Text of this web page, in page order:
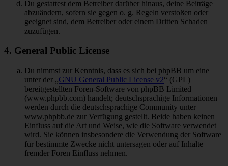
Du gestattest dem Betreiber darüber hinaus, deine Beiträge
abzuändern, sofern sie gegen o. g. Regeln verstoßen oder
geeignet sind, dem Betreiber oder einem Dritten Schaden
zuzufügen.
4. General Public License
Du nimmst zur Kenntnis, dass es sich bei phpBB um eine
unter der „GNU General Public License v2“ (GPL)
bereitgestellten Foren-Software von phpBB Limited
(www.phpbb.com) handelt; deutschsprachige Informationen
werden durch die deutschsprachige Community unter
www.phpbb.de zur Verfügung gestellt. Beide haben keinen
Einfluss auf die Art und Weise, wie die Software verwendet
wird. Sie können insbesondere die Verwendung der Software
für bestimmte Zwecke nicht untersagen oder auf Inhalte
fremder Foren Einfluss nehmen.